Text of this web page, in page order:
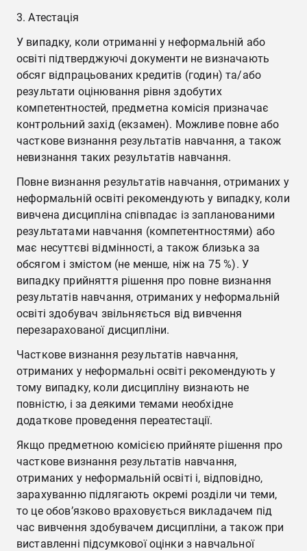
Атестація
У випадку, коли отриманні у неформальній або
освіті підтверджуючі документи не визначають
обсяг відпрацьованих кредитів (годин) та/або
результати оцінювання рівня здобутих
компетентностей, предметна комісія призначає
контрольний захід (екзамен). Можливе повне або
часткове визнання результатів навчання, а також
невизнання таких результатів навчання.
Повне визнання результатів навчання, отриманих у
неформальній освіті рекомендують у випадку, коли
вивчена дисципліна співпадає із запланованими
результатами навчання (компетентностями) або
має несуттєві відмінності, а також близька за
обсягом і змістом (не менше, ніж на 75 %). У
випадку прийняття рішення про повне визнання
результатів навчання, отриманих у неформальній
освіті здобувач звільняється від вивчення
перезарахованої дисципліни.
Часткове визнання результатів навчання,
отриманих у неформальні освіті рекомендують у
тому випадку, коли дисципліну визнають не
повністю, і за деякими темами необхідне
додаткове проведення переатестації.
Якщо предметною комісією прийняте рішення про
часткове визнання результатів навчання,
отриманих у неформальній освіті і, відповідно,
зарахуванню підлягають окремі розділи чи теми,
то це обов’язково враховується викладачем під
час вивчення здобувачем дисципліни, а також при
виставленні підсумкової оцінки з навчальної